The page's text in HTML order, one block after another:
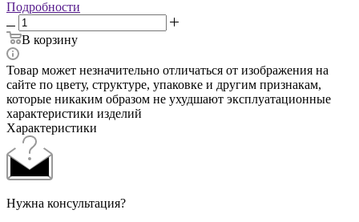
Подробности
В корзину
Товар может незначительно отличаться от изображения на
сайте по цвету, структуре, упаковке и другим признакам,
которые никаким образом не ухудшают эксплуатационные
характеристики изделий
Характеристики
Нужна консультация?